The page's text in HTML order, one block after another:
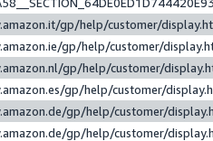
gp/help/customer/
gp/help/customer/
gp/help/customer/
gp/help/customer/
gp/help/customer/
gp/help/customer/